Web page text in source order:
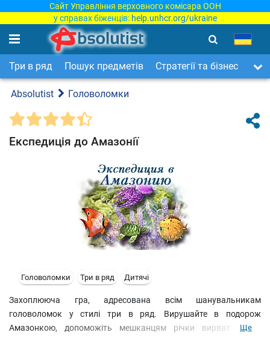
Сайт Управління верховного комісара ООН
у справах біженців: help.unhcr.org/ukraine
Три в ряд Пошук предметів Стратегії та бізнес
Absolutist Головоломки
Експедиція до Амазонії
Головоломки Три в ряд Дитячі
Захоплююча гра, адресована всім шанувальникам
головоломок у стилі три в ряд. Вирушайте в подорож
Амазонкою, допоможіть мешканцям річки вирватися на
Ще